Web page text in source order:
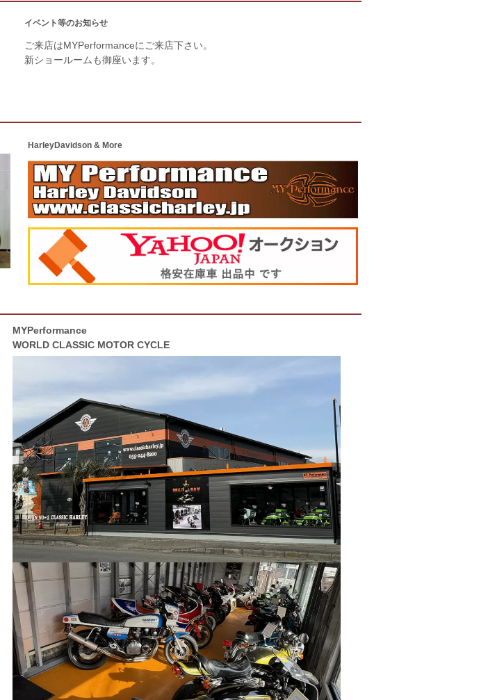
イベント等のお知らせ
ご来店はMYPerformanceにご来店下さい。
新ショールームも御座います。
HarleyDavidson & More
MYPerformance
WORLD CLASSIC MOTOR CYCLE